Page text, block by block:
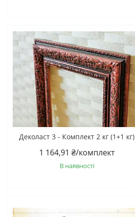
Деколаст 3 - Комплект 2 кг (1+1 кг)
1 164,91 ₴/комплект
В наявності